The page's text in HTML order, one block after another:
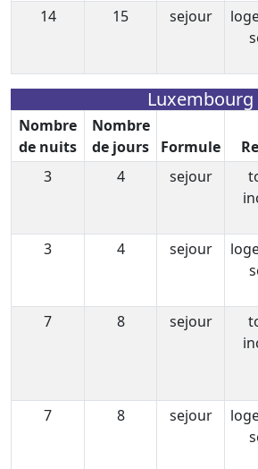
14 15 sejour
Luxembourg
Nombre
de nuits
Nombre
de jours
Formule
3
4 sejour
3
4 sejour
7
8 sejour
7
8 sejour